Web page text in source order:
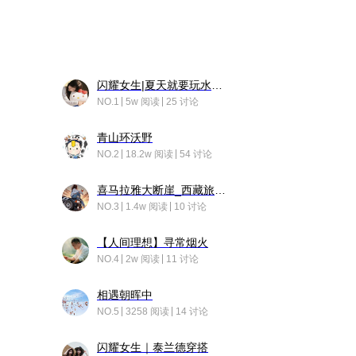
NO.1 5w 阅读 25 讨论
青山环沃野
NO.2 18.2w 阅读 54 讨论
NO.3 1.4w 阅读 10 讨论
【人间理想】寻常烟火
NO.4 2w 阅读 11 讨论
相遇朝晖中
NO.5 3258 阅读 14 讨论
闪耀女生｜泰兰德穿搭